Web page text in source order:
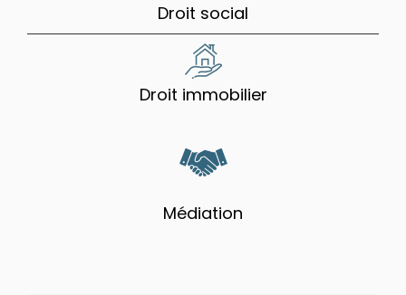
Droit social
Droit immobilier
Médiation